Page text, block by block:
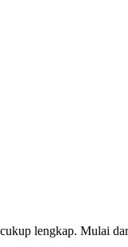
lengkap. Mulai